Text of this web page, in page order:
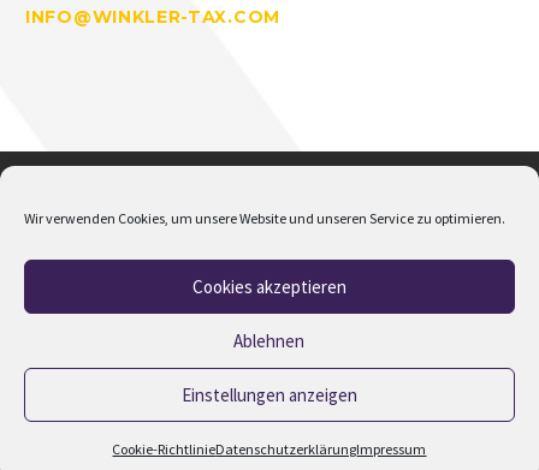
Wir verwenden Cookies, um unsere Website und unseren Service zu optimieren.
Cookies akzeptieren
Ablehnen
Einstellungen anzeigen
Cookie-RichtlinieDatenschutzerklärungImpressum
INFO@WINKLER-TAX.COM
Datenschutz
2023 © Copyrights M.Winkler